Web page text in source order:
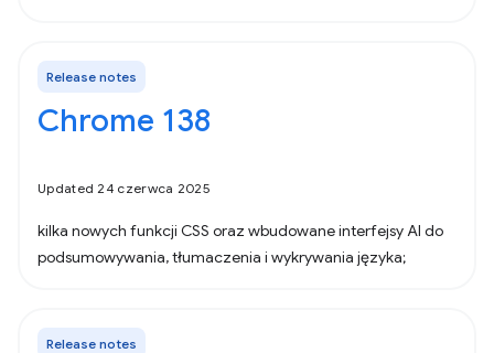
Release notes
Chrome 138
Updated 24 czerwca 2025
kilka nowych funkcji CSS oraz wbudowane interfejsy AI do
podsumowywania, tłumaczenia i wykrywania języka;
Release notes